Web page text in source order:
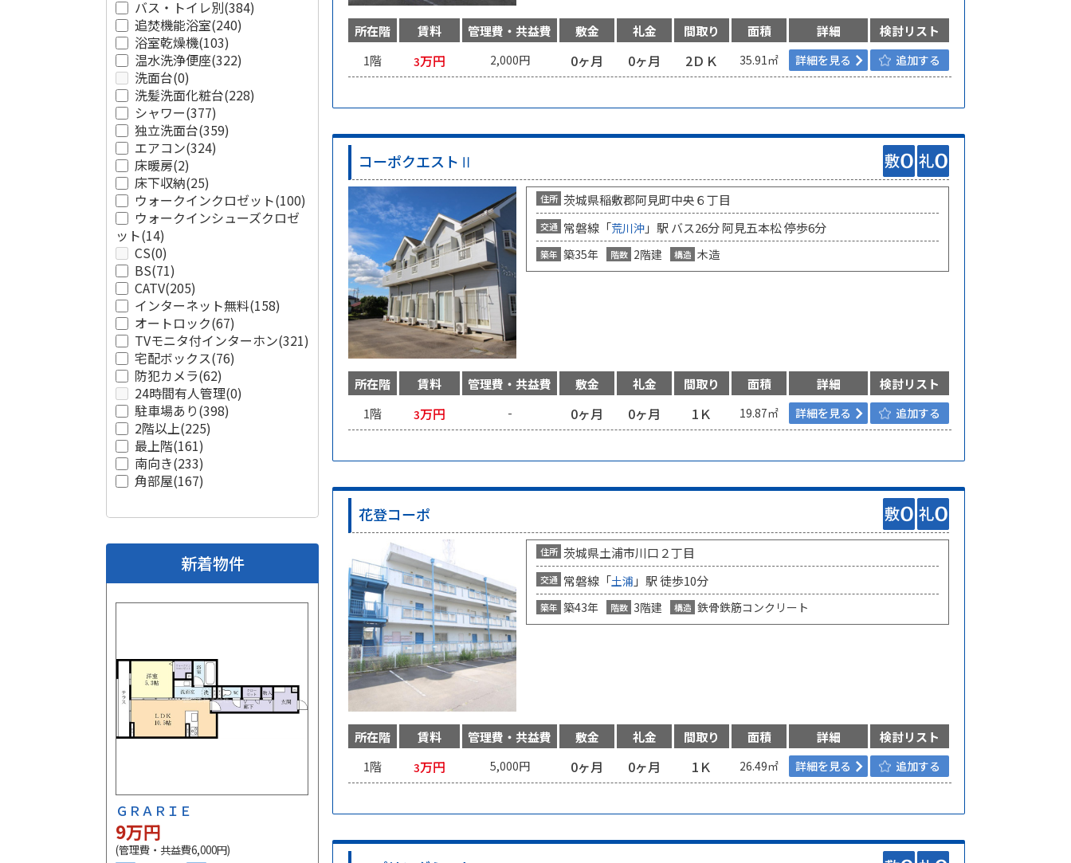
バス・トイレ別(384)
追焚機能浴室(240)
浴室乾燥機(103)
温水洗浄便座(322)
洗面台(0)
洗髪洗面化粧台(228)
シャワー(377)
独立洗面台(359)
エアコン(324)
床暖房(2)
床下収納(25)
ウォークインクロゼット(100)
ウォークインシューズクロゼ
ット(14)
CS(0)
BS(71)
CATV(205)
インターネット無料(158)
オートロック(67)
TVモニタ付インターホン(321)
宅配ボックス(76)
防犯カメラ(62)
24時間有人管理(0)
駐車場あり(398)
2階以上(225)
最上階(161)
南向き(233)
角部屋(167)
新着物件
ＧＲＡＲＩＥ
9万円
(管理費・共益費6,000円)
所在階 賃料 管理費・共益費 敷金 礼金 間取り 面積 詳細
検討リスト
1階
3万円 2,000円 0ヶ月 0ヶ月 2ＤＫ 35.91㎡ 詳細を見る 追加する
コーポクエストⅡ
住所 茨城県稲敷郡阿見町中央６丁目
交通 常磐線「荒川沖 」駅 バス26分 阿見五本松 停歩6分
築年 築35年 階数 2階建 構造 木造
所在階 賃料 管理費・共益費 敷金 礼金 間取り 面積 詳細
検討リスト
1階
3万円 - 0ヶ月 0ヶ月 1Ｋ 19.87㎡ 詳細を見る 追加する
花登コーポ
住所 茨城県土浦市川口２丁目
交通 常磐線「土浦 」駅 徒歩10分
築年 築43年 階数 3階建 構造 鉄骨鉄筋コンクリート
所在階 賃料 管理費・共益費 敷金 礼金 間取り 面積 詳細
検討リスト
1階
3万円 5,000円 0ヶ月 0ヶ月 1Ｋ 26.49㎡ 詳細を見る 追加する